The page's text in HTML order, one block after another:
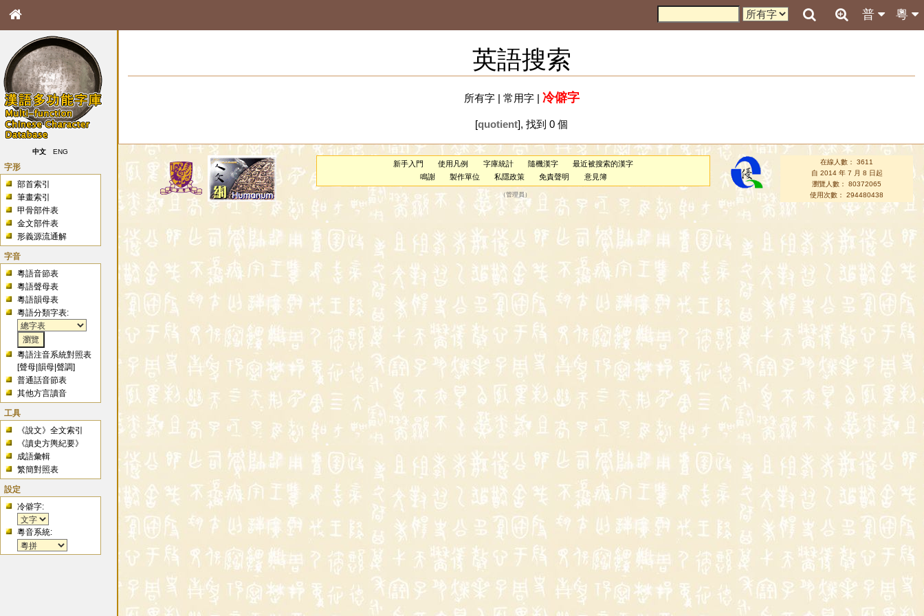
粵
普
中文 ENG
字形
部首索引
筆畫索引
甲骨部件表
金文部件表
形義源流通解
字音
粵語音節表
粵語聲母表
粵語韻母表
粵語分類字表:
粵語注音系統對照表
[聲母 |韻母 |聲調]
普通話音節表
其他方言讀音
工具
《說文》全文索引
《讀史方輿紀要》
成語彙輯
繁簡對照表
設定
冷僻字:
粵音系統:
英語搜索
所有字| 常用字| 冷僻字
[quotient], 找到 0 個
新手入門 使用凡例 字庫統計 隨機漢字
最近被搜索的漢字
鳴謝
製作單位 私隱政策 免責聲明 意見簿
（管理員 ）
在線人數： 3611
自 2014 年 7 月 8 日起
瀏覽人數： 80372065
使用次數： 294480438